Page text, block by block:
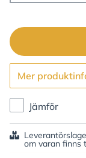
Mer
Jämför
om varan finns